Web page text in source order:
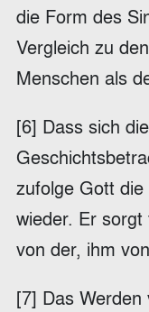
die Form des
Vergleich zu
Menschen als
[6] Dass sich
zufolge Gott
wieder. Er
von der, ihm
[7] Das